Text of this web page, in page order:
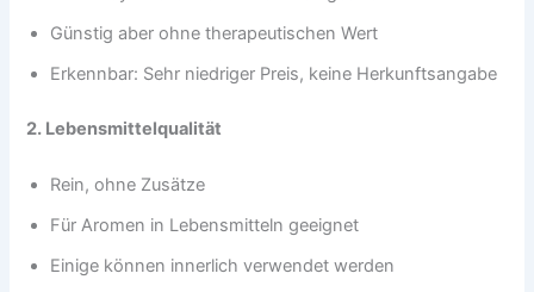
Günstig aber ohne therapeutischen Wert
Erkennbar: Sehr niedriger Preis, keine Herkunftsangabe
2. Lebensmittelqualität
Rein, ohne Zusätze
Für Aromen in Lebensmitteln geeignet
Einige können innerlich verwendet werden